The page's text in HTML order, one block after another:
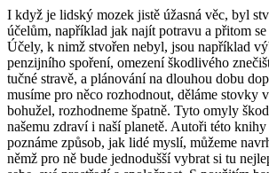
I když je lidský mozek jistě úžasná věc, byl
účelům, například jak najít potravu a přitom se
Účely, k nimž stvořen nebyl, jsou například
penzijního spoření, omezení škodlivého
tučné stravě, a plánování na dlouhou dobu
musíme pro něco rozhodnout, děláme stovky
bohužel, rozhodneme špatně. Tyto omyly
našemu zdraví i naší planetě. Autoři této
poznáme způsob, jak lidé myslí, můžeme
němž pro ně bude jednodušší vybrat si tu